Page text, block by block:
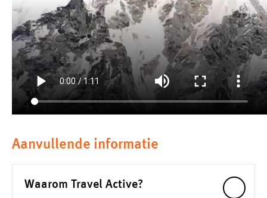
Aanvullende informatie
Waarom Travel Active?